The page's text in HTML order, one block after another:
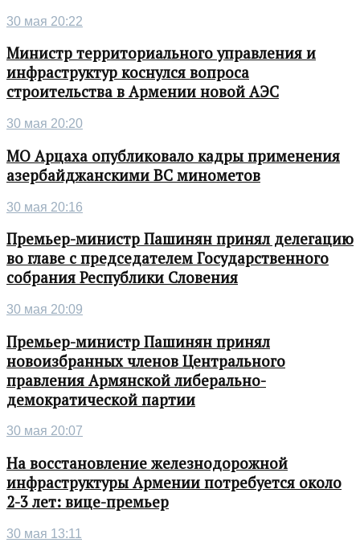
30 мая 20:22
Министр территориального управления и
инфраструктур коснулся вопроса
строительства в Армении новой АЭС
30 мая 20:20
МО Арцаха опубликовало кадры применения
азербайджанскими ВС минометов
30 мая 20:16
Премьер-министр Пашинян принял делегацию
во главе с председателем Государственного
собрания Республики Словения
30 мая 20:09
Премьер-министр Пашинян принял
новоизбранных членов Центрального
правления Армянской либерально-
демократической партии
30 мая 20:07
На восстановление железнодорожной
инфраструктуры Армении потребуется около
2-3 лет: вице-премьер
30 мая 13:11